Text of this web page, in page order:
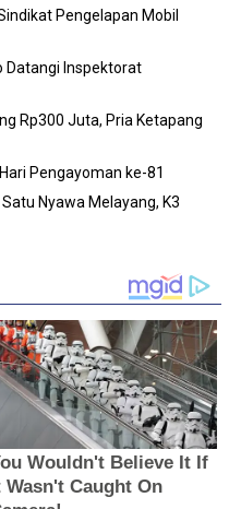
Pengelapan Mobil
Datangi Inspektorat
Rp300 Juta, Pria Ketapang
Pengayoman ke-81
Nyawa Melayang, K3